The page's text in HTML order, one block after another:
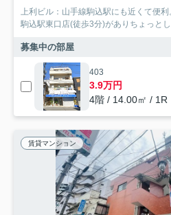
上利ビル：山手線駒込駅にも近くて便
駒込駅東口店(徒歩3分)がありちょっと
募集中の部屋
403
3.9万円
4階 / 14.00㎡ / 1R
賃貸マンション